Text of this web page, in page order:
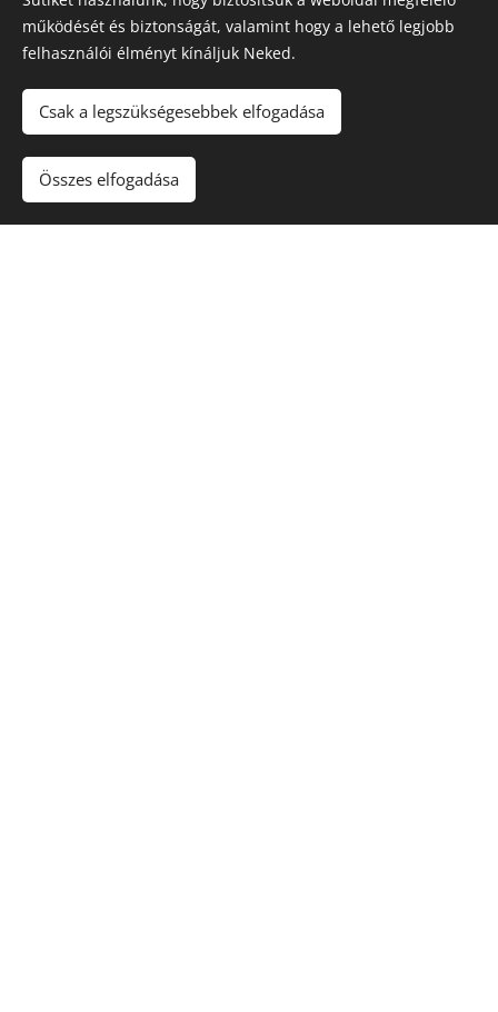
működését és biztonságát, valamint hogy a lehető legjobb
felhasználói élményt kínáljuk Neked.
Csak a legszükségesebbek elfogadása
Összes elfogadása